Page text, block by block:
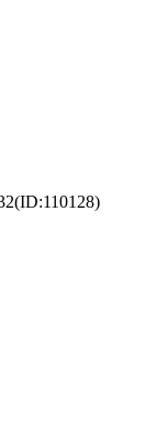
(ID:110128)